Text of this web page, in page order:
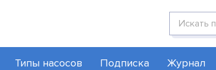
Поиск по
Типы насосов Подписка Журнал